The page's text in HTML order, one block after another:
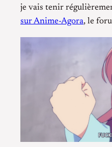
je vais tenir
sur Anime-Agora, le